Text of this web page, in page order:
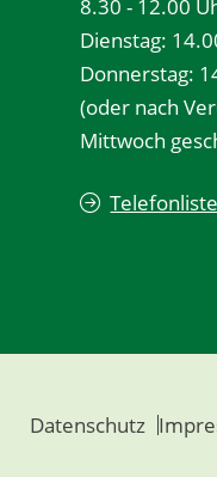
8.30 - 12.00
Dienstag:
Donnerstag:
(oder nach
Mittwoch
Telefonliste
Datenschutz